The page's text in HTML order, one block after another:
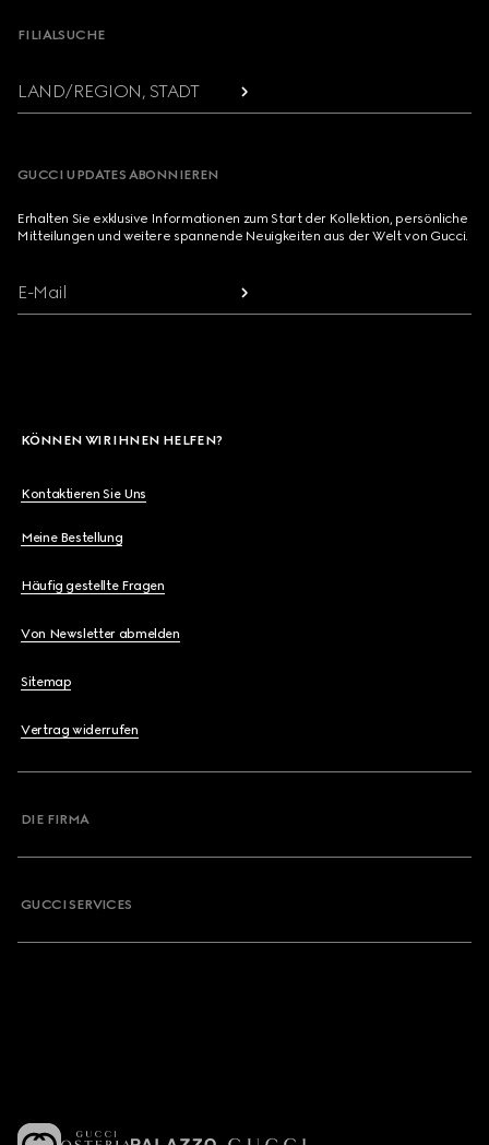
FILIALSUCHE
LAND/REGION, STADT
GUCCI UPDATES ABONNIEREN
Erhalten Sie exklusive Informationen zum Start der Kollektion, persönliche
Mitteilungen und weitere spannende Neuigkeiten aus der Welt von Gucci.
E-Mail
KÖNNEN WIR IHNEN HELFEN?
Kontaktieren Sie Uns
Meine Bestellung
Häufig gestellte Fragen
Von Newsletter abmelden
Sitemap
Vertrag widerrufen
DIE FIRMA
GUCCI SERVICES